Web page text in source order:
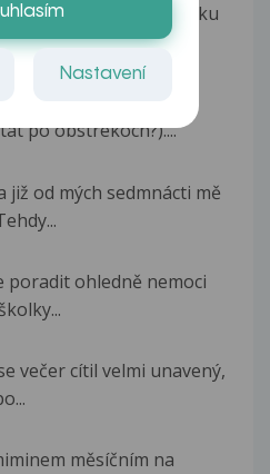
hiv při orálním styku
měla...
zapal platnicky az
po obstrekoch?)....
již od mých sedmnácti mě
poradit ohledně nemoci
večer cítil velmi unavený,
měsíčním na
Nastavení